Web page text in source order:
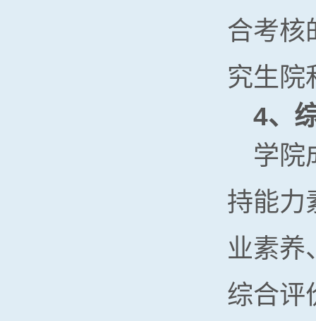
合考核
究生院
4、
学院
持能力
业素养
综合评